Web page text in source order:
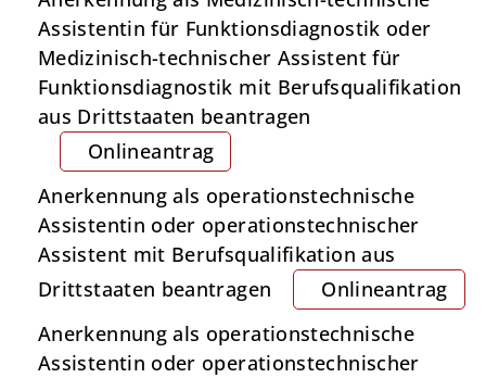
Assistentin für Funktionsdiagnostik oder
Medizinisch-technischer Assistent für
Funktionsdiagnostik mit Berufsqualifikation
aus Drittstaaten beantragen
Onlineantrag
Anerkennung als operationstechnische
Assistentin oder operationstechnischer
Assistent mit Berufsqualifikation aus
Drittstaaten beantragen
Onlineantrag
Anerkennung als operationstechnische
Assistentin oder operationstechnischer